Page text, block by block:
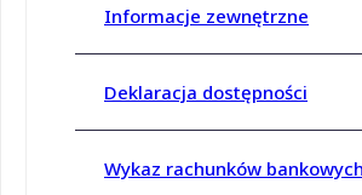
Informacje zewnętrzne
Deklaracja dostępności
Wykaz rachunków bankowych